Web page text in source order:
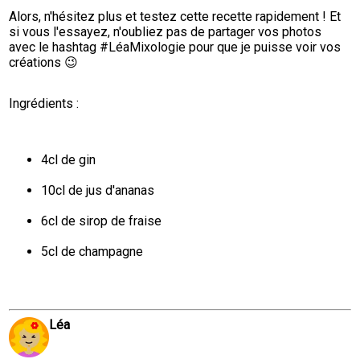
Alors, n'hésitez plus et testez cette recette rapidement ! Et
si vous l'essayez, n'oubliez pas de partager vos photos
avec le hashtag #LéaMixologie pour que je puisse voir vos
créations 😉
Ingrédients :
4cl de gin
10cl de jus d'ananas
6cl de sirop de fraise
5cl de champagne
Léa